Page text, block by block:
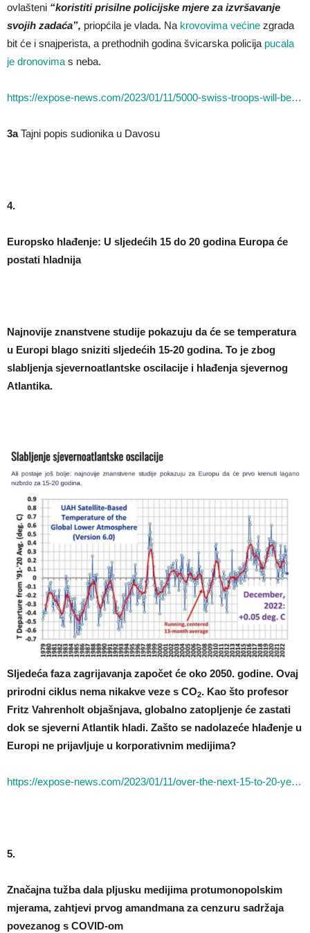
ovlašteni “koristiti prisilne policijske mjere za izvršavanje
svojih zadaća”, priopćila je vlada. Na krovovima većine zgrada
bit će i snajperista, a prethodnih godina švicarska policija pucala
je dronovima s neba.
https://expose-news.com/2023/01/11/5000-swiss-troops-will-be…
3aTajni popis sudionika u Davosu
4.
Europsko hlađenje: U sljedećih 15 do 20 godina Europa će
postati hladnija
Najnovije znanstvene studije pokazuju da će se temperatura
u Europi blago sniziti sljedećih 15-20 godina. To je zbog
slabljenja sjevernoatlantske oscilacije i hlađenja sjevernog
Atlantika.
Sljedeća faza zagrijavanja započet će oko 2050. godine. Ovaj
prirodni ciklus nema nikakve veze s CO2. Kao što profesor
Fritz Vahrenholt objašnjava, globalno zatopljenje će zastati
dok se sjeverni Atlantik hladi. Zašto se nadolazeće hlađenje u
Europi ne prijavljuje u korporativnim medijima?
https://expose-news.com/2023/01/11/over-the-next-15-to-20-ye…
5.
Značajna tužba dala pljusku medijima protumonopolskim
mjerama, zahtjevi prvog amandmana za cenzuru sadržaja
povezanog s COVID-om